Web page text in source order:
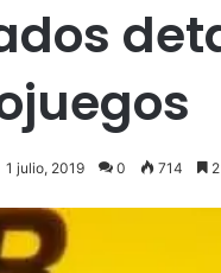
1 julio, 2019 0 714 2